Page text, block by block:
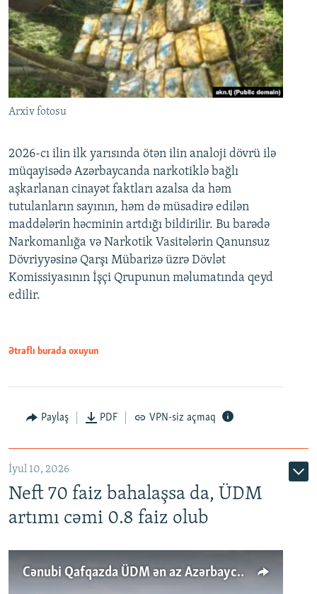
Arxiv fotosu
2026-cı ilin ilk yarısında ötən ilin analoji dövrü ilə
müqayisədə Azərbaycanda narkotiklə bağlı
aşkarlanan cinayət faktları azalsa da həm
tutulanların sayının, həm də müsadirə edilən
maddələrin həcminin artdığı bildirilir. Bu barədə
Narkomanlığa və Narkotik Vasitələrin Qanunsuz
Dövriyyəsinə Qarşı Mübarizə üzrə Dövlət
Komissiyasının İşçi Qrupunun məlumatında qeyd
edilir.
Ətraflı burada oxuyun
Paylaş PDF VPN-siz açmaq
İyul 10, 2026
Neft 70 faiz bahalaşsa da, ÜDM
artımı cəmi 0.8 faiz olub
Cənubi Qafqazda ÜDM ən az Azərbaycanda artır: Qonşuları niyə Bakını qabaqlaya bilir?